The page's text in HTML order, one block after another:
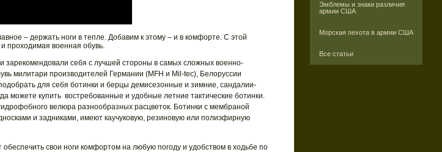
Эмблемы и знаки различия
армии США
Морская пехота в армии США
Все статьи
– держать ноги в тепле. Добавим к этому – и в комфорте. С этой
проходимая военная обувь.
зарекомендовали себя с лучшей стороны в самых сложных военно-
милитари производителей Германии (MFH и Mil-tec), Белоруссии
для себя ботинки и берцы демисезонные и зимние, сандалии-
можете купить востребованные и удобные летние тактические ботинки.
велюра разнообразных расцветок. Ботинки с мембраной
и задниками, имеют каучуковую, резиновую или полиэфирную
свои ноги комфортом на любую погоду и удобством в ходьбе по